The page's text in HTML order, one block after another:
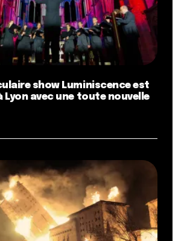
show Luminiscence est
Lyon avec une toute nouvelle